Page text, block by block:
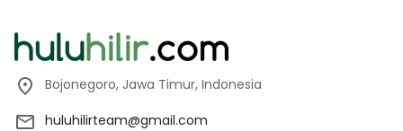
Bojonegoro, Jawa Timur, Indonesia
huluhilirteam@gmail.com